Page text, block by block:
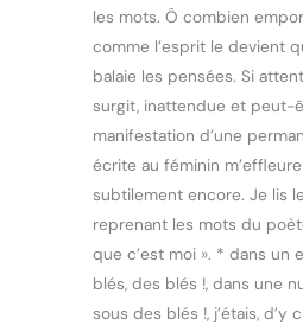
les mots. Ô combien
comme l’esprit le devient
balaie les pensées. Si
surgit, inattendue et peut-
manifestation d’une
écrite au féminin
subtilement encore. Je lis
reprenant les mots du
que c’est moi ». * dans un
blés, des blés !, dans une
sous des blés !, j’étais, d’y